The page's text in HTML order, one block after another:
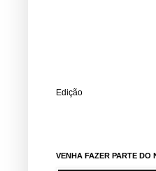
Edição
VENHA FAZER PARTE DO